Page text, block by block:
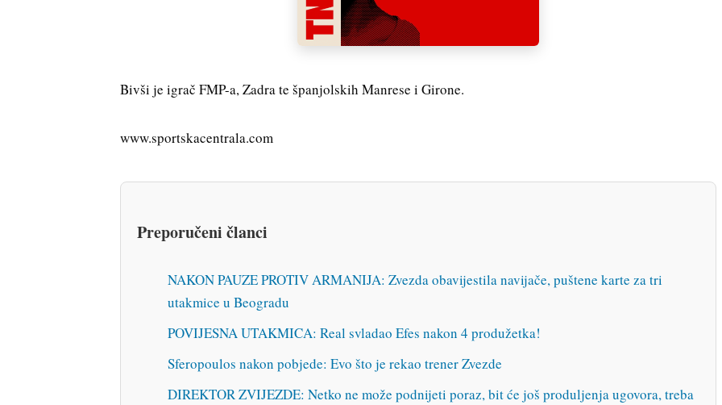
Bivši je igrač FMP-a, Zadra te španjolskih Manrese i Girone.
www.sportskacentrala.com
Preporučeni članci
NAKON PAUZE PROTIV ARMANIJA: Zvezda obavijestila navijače, puštene karte za tri
utakmice u Beogradu
POVIJESNA UTAKMICA: Real svladao Efes nakon 4 produžetka!
Sferopoulos nakon pobjede: Evo što je rekao trener Zvezde
DIREKTOR ZVIJEZDE: Netko ne može podnijeti poraz, bit će još produljenja ugovora, treba